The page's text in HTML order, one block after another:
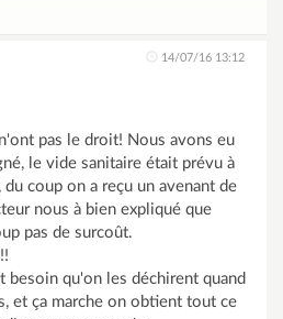
14/07/16 13:12
pas le droit! Nous avons eu
le vide sanitaire était prévu à
coup on a reçu un avenant de
nous à bien expliqué que
pas de surcoût.
besoin qu'on les déchirent quand
et ça marche on obtient tout ce